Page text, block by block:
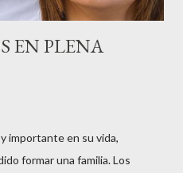
EN PLENA
importante en su vida,
formar una familia. Los